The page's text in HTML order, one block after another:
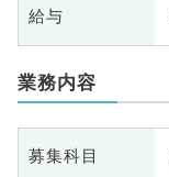
給与
業務内容
募集科目